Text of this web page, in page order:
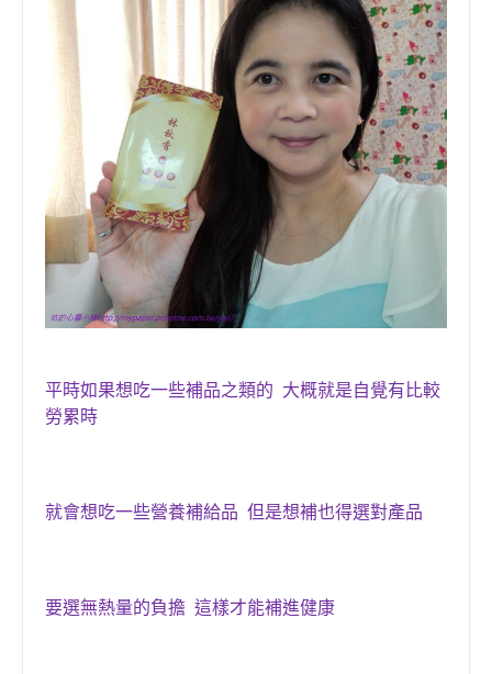
平時如果想吃一些補品之類的 大概就是自覺有比較
勞累時
就會想吃一些營養補給品 但是想補也得選對產品
要選無熱量的負擔 這樣才能補進健康